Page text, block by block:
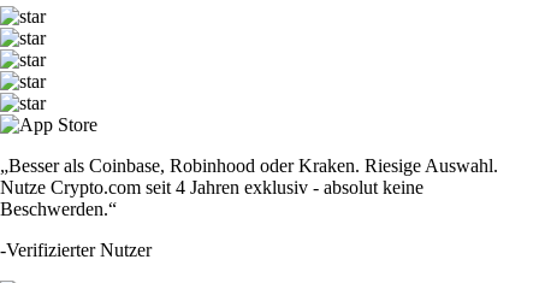
„Besser als Coinbase, Robinhood oder Kraken. Riesige Auswahl.
Nutze Crypto.com seit 4 Jahren exklusiv - absolut keine
Beschwerden.“
-Verifizierter Nutzer